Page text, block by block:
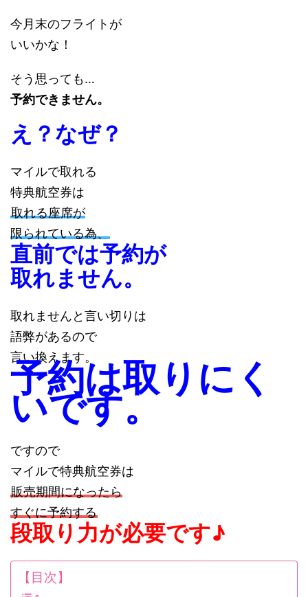
今月末のフライトが
いいかな！
そう思っても…
予約できません。
え？なぜ？
マイルで取れる
特典航空券は
取れる座席が
限られている為、
直前では予約が
取れません。
取れませんと言い切りは
語弊があるので
言い換えます。
予約は取りにく
いです。
ですので
マイルで特典航空券は
販売期間になったら
すぐに予約する
段取り力が必要です♪
【目次】